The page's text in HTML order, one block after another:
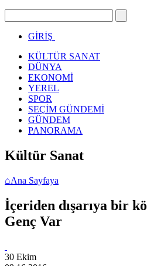
GİRİŞ
KÜLTÜR SANAT
DÜNYA
EKONOMİ
YEREL
SPOR
SEÇİM GÜNDEMİ
GÜNDEM
PANORAMA
Kültür Sanat
⌂Ana Sayfaya
İçeriden dışarıya bir
Genç Var
30 Ekim